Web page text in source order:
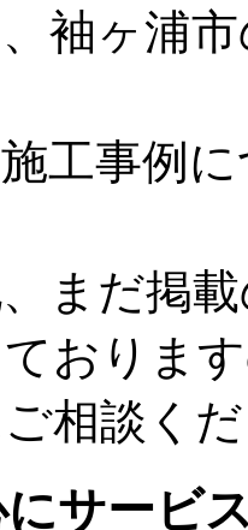
袖ヶ浦
工事例
まだ掲
おりま
相談く
サービ